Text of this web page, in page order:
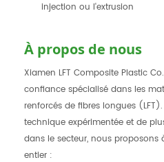
injection ou l'extrusion
À propos de nous
Xiamen LFT Composite Plastic
confiance spécialisé dans les
renforcés de fibres longues
technique expérimentée et de
dans le secteur, nous
entier :